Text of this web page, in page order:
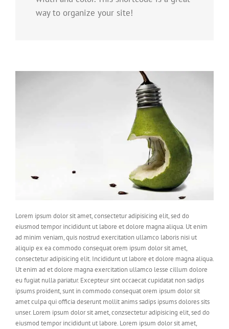
way to organize your site!
Lorem ipsum dolor sit amet, consectetur adipisicing elit, sed do
eiusmod tempor incididunt ut labore et dolore magna aliqua. Ut enim
ad minim veniam, quis nostrud exercitation ullamco laboris nisi ut
aliquip ex ea commodo consequat orem ipsum dolor sit amet,
consectetur adipisicing elit. Incididunt ut labore et dolore magna aliqua.
Ut enim ad et dolore magna exercitation ullamco lesse cillum dolore
eu fugiat nulla pariatur. Excepteur sint occaecat cupidatat non sadips
ipsums proident, sunt in commodo consequat orem ipsum dolor sit
amet culpa qui officia deserunt mollit anims sadips ipsums dolores sits
unser. Lorem ipsum dolor sit amet, conzsectetur adipisicing elit, sed do
eiusmod tempor incididunt ut labore. Lorem ipsum dolor sit amet,